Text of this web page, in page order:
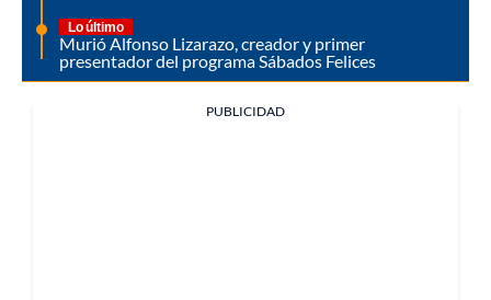
Lo último
Murió Alfonso Lizarazo, creador y primer
presentador del programa Sábados Felices
PUBLICIDAD